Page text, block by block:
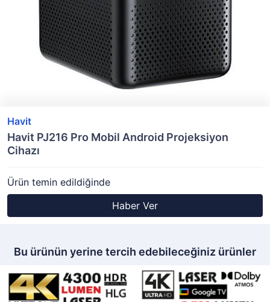
Havit
Havit PJ216 Pro Mobil Android Projeksiyon
Cihazı
Ürün temin edildiğinde
Haber Ver
Bu ürünün yerine tercih edebileceğiniz ürünler